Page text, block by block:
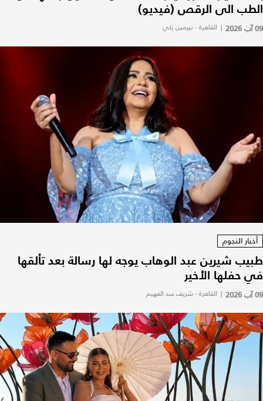
الطب الى الرقص (فيديو)
09 آب 2026 | القاهرة - نيرمين زكي
أخبار النجوم
طبيب شيرين عبد الوهاب يوجه لها رسالة بعد تألقها
في حفلها الأخير
09 آب 2026 | القاهرة - شريف عبد الفهيم